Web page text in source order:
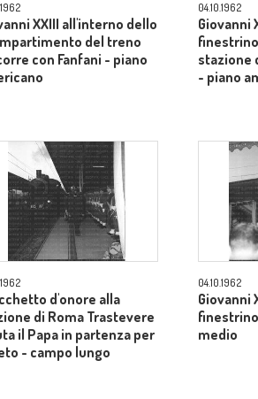
XXIII all'interno dello
del treno
con Fanfani - piano
04.10.1962
Giovanni
stazione
- piano
d'onore alla
di Roma Trastevere
il Papa in partenza per
- campo lungo
04.10.1962
Giovanni
medio